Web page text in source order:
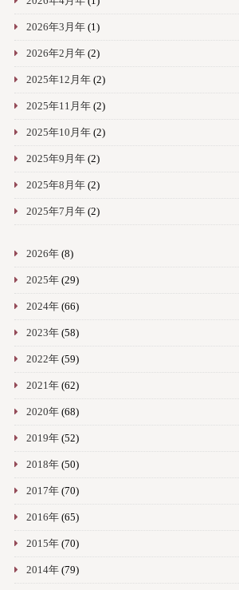
2026年3月年(1)
2026年2月年(2)
2025年12月年(2)
2025年11月年(2)
2025年10月年(2)
2025年9月年(2)
2025年8月年(2)
2025年7月年(2)
2026年(8)
2025年(29)
2024年(66)
2023年(58)
2022年(59)
2021年(62)
2020年(68)
2019年(52)
2018年(50)
2017年(70)
2016年(65)
2015年(70)
2014年(79)